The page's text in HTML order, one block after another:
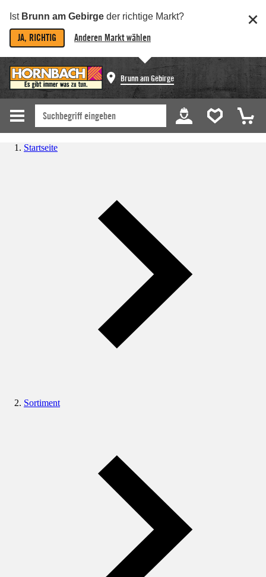
Ist Brunn am Gebirge der richtige Markt?
JA, RICHTIG Anderen Markt wählen
Brunn am Gebirge
Startseite
Sortiment